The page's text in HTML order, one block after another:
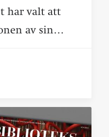
har valt att
av sin…